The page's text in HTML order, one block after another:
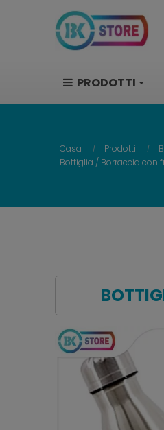
PRODOTTI
Casa Prodotti
Bottiglia / Borraccia con